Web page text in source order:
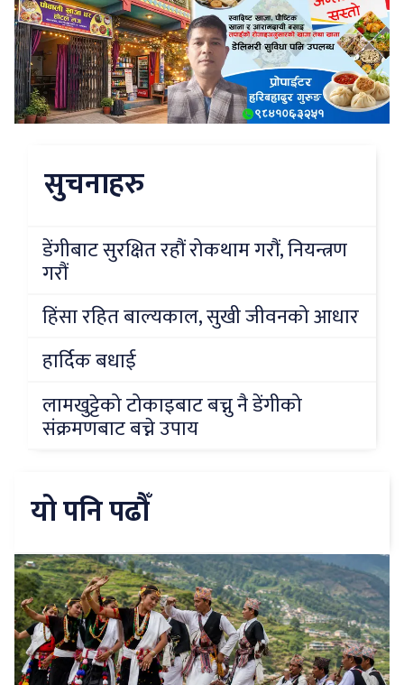
सुचनाहरु
डेंगीबाट सुरक्षित रहौं रोकथाम गरौं, नियन्त्रण
गरौं
हिंसा रहित बाल्यकाल, सुखी जीवनको आधार
हार्दिक बधाई
लामखुट्टेको टोकाइबाट बच्नु नै डेंगीको
संक्रमणबाट बच्ने उपाय
यो पनि पढौँ